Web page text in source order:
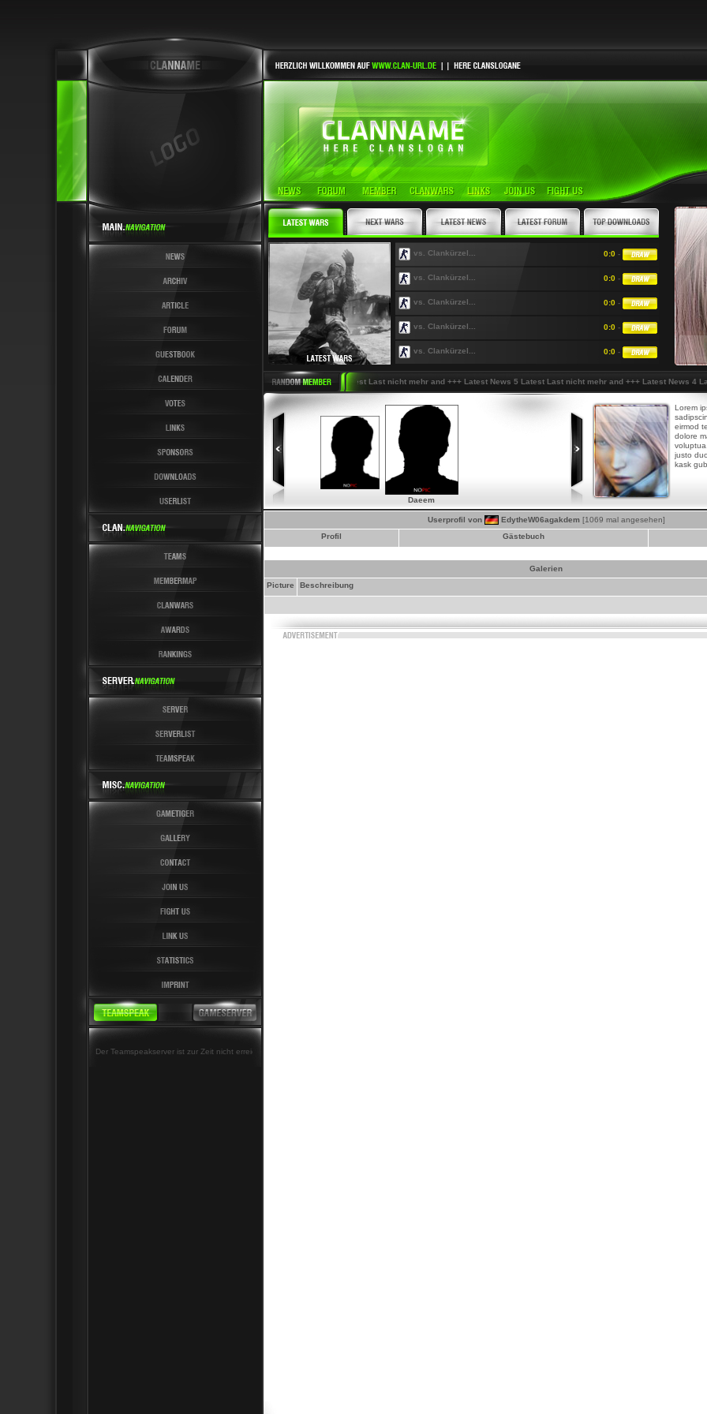
Der Teamspeakserver ist zur Zeit nicht erreichbar!
vs. Clankürzel... 0:0-
vs. Clankürzel... 0:0-
vs. Clankürzel... 0:0-
vs. Clankürzel... 0:0-
vs. Clankürzel... 0:0-
Latest News 6 Latest Last nicht mehr and +++Latest News 5 Latest Last nicht mehr and +++Latest News 4
Daeem
Lorem
eirmod
dolore
justo
kask
Userprofil von EdytheW06agakdem[1069 mal angesehen]
Profil
Gästebuch
Galerien
Picture
Beschreibung